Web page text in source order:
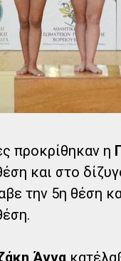
προκρίθηκαν η
και στο
την 5η θέση
Άννα